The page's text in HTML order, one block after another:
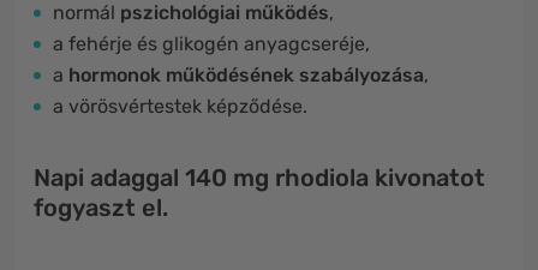
normál pszichológiai működés,
a fehérje és glikogén anyagcseréje,
a hormonok működésének szabályozása,
a vörösvértestek képződése.
Napi adaggal 140 mg rhodiola kivonatot
fogyaszt el.